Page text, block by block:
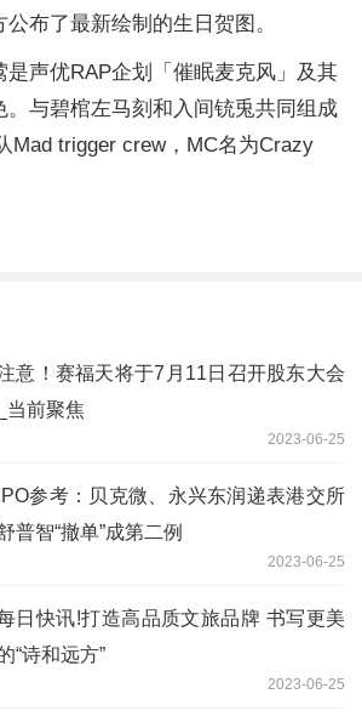
布了最新绘制的生日贺图。
是声优RAP企划「催眠麦克风」及其
。与碧棺左马刻和入间铳兎共同组成
Mad trigger crew，MC名为Crazy
意！赛福天将于7月11日召开股东大会
_当前聚焦
2023-06-25
IPO参考：贝克微、永兴东润递表港交所
普智“撤单”成第二例
2023-06-25
日快讯!打造高品质文旅品牌 书写更美
“诗和远方”
2023-06-25